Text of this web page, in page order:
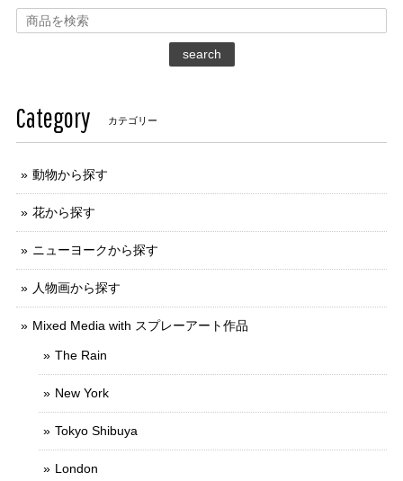
search
Category カテゴリー
動物から探す
花から探す
ニューヨークから探す
人物画から探す
Mixed Media with スプレーアート作品
The Rain
New York
Tokyo Shibuya
London